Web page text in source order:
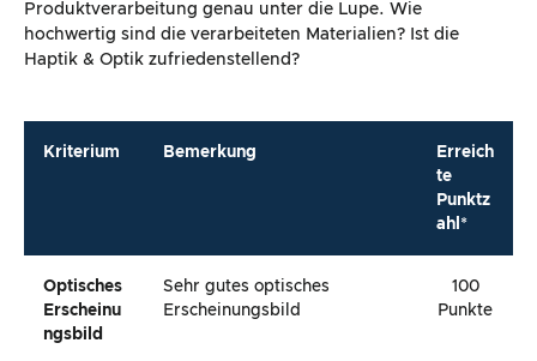
Produktverarbeitung genau unter die Lupe. Wie
hochwertig sind die verarbeiteten Materialien? Ist die
Haptik & Optik zufriedenstellend?
Kriterium Bemerkung
Erreich
te
Punktz
ahl*
Optisches
Erscheinu
Ngsbild
Sehr gutes optisches
Erscheinungsbild
100
Punkte